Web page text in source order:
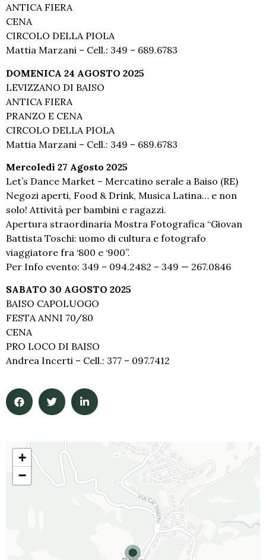
ANTICA FIERA
CENA
CIRCOLO DELLA PIOLA
Mattia Marzani – Cell.: 349 – 689.6783
DOMENICA 24 AGOSTO 2025
LEVIZZANO DI BAISO
ANTICA FIERA
PRANZO E CENA
CIRCOLO DELLA PIOLA
Mattia Marzani – Cell.: 349 – 689.6783
Mercoledì 27 Agosto 2025
Let’s Dance Market – Mercatino serale a Baiso (RE)
Negozi aperti, Food & Drink, Musica Latina… e non
solo! Attività per bambini e ragazzi.
Apertura straordinaria Mostra Fotografica “Giovan
Battista Toschi: uomo di cultura e fotografo
viaggiatore fra ‘800 e ‘900”.
Per Info evento: 349 – 094.2482 – 349 — 267.0846
SABATO 30 AGOSTO 2025
BAISO CAPOLUOGO
FESTA ANNI 70/80
CENA
PRO LOCO DI BAISO
Andrea Incerti – Cell.: 377 – 097.7412
+
−